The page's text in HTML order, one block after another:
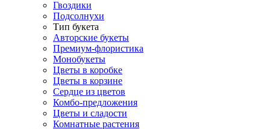
Гвоздики
Подсолнухи
Тип букета
Авторские букеты
Премиум-флористика
Монобукеты
Цветы в коробке
Цветы в корзине
Сердце из цветов
Комбо-предложения
Цветы и сладости
Комнатные растения